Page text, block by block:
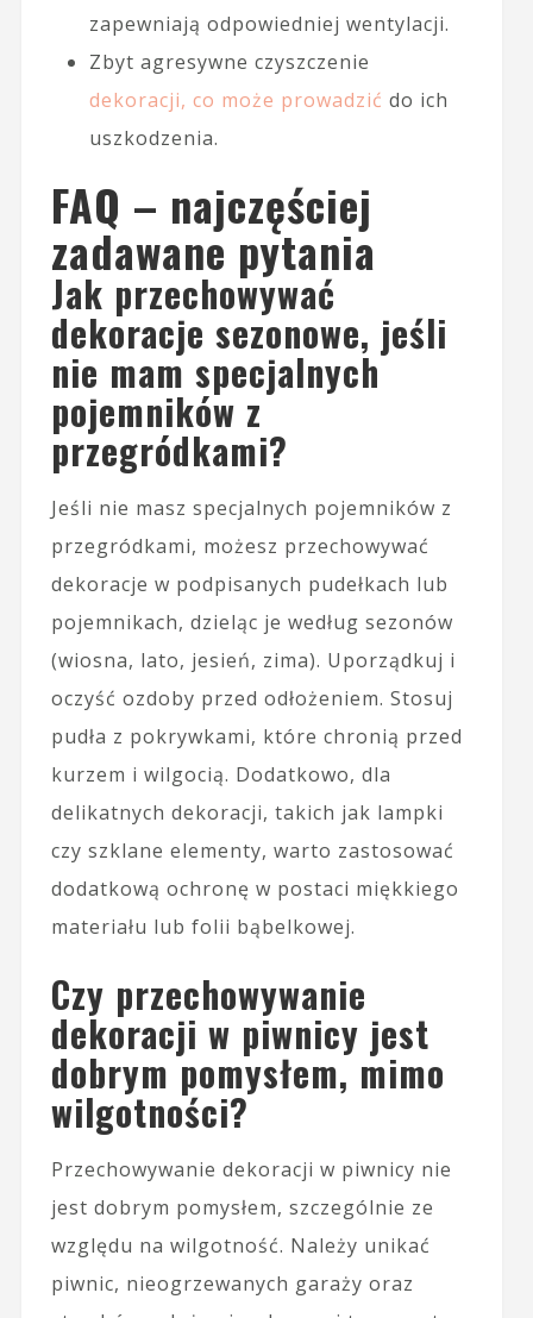
zapewniają odpowiedniej wentylacji.
Zbyt agresywne czyszczenie
dekoracji, co może prowadzić do ich
uszkodzenia.
FAQ – najczęściej
zadawane pytania
Jak przechowywać
dekoracje sezonowe, jeśli
nie mam specjalnych
pojemników z
przegródkami?
Jeśli nie masz specjalnych pojemników z
przegródkami, możesz przechowywać
dekoracje w podpisanych pudełkach lub
pojemnikach, dzieląc je według sezonów
(wiosna, lato, jesień, zima). Uporządkuj i
oczyść ozdoby przed odłożeniem. Stosuj
pudła z pokrywkami, które chronią przed
kurzem i wilgocią. Dodatkowo, dla
delikatnych dekoracji, takich jak lampki
czy szklane elementy, warto zastosować
dodatkową ochronę w postaci miękkiego
materiału lub folii bąbelkowej.
Czy przechowywanie
dekoracji w piwnicy jest
dobrym pomysłem, mimo
wilgotności?
Przechowywanie dekoracji w piwnicy nie
jest dobrym pomysłem, szczególnie ze
względu na wilgotność. Należy unikać
piwnic, nieogrzewanych garaży oraz